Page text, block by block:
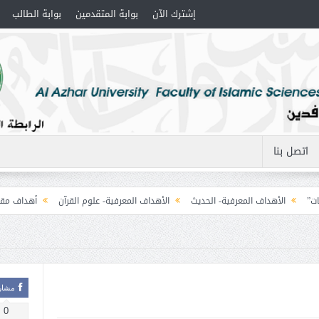
إشترك الآن بوابة المتقدمين بوابة الطالب
اتصل بنا
الأهداف المعرفية- الحديث الأهداف المعرفية- علوم القرآن أهداف مقرر – المنطق
0